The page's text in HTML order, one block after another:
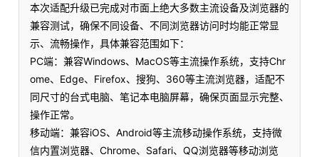
本次适配升级已完成对市面上绝大多数主流设备及浏览器的
兼容测试，确保不同设备、不同浏览器访问时均能正常显
示、流畅操作，具体兼容范围如下：
PC端：兼容Windows、MacOS等主流操作系统，支持Chr
ome、Edge、Firefox、搜狗、360等主流浏览器，适配不
同尺寸的台式电脑、笔记本电脑屏幕，确保页面显示完整、
操作正常。
移动端：兼容iOS、Android等主流移动操作系统，支持微
信内置浏览器、Chrome、Safari、QQ浏览器等移动浏览